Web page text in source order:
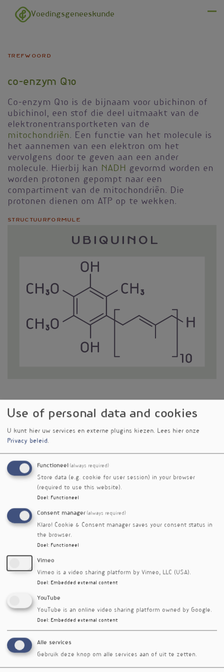
Overslaan en naar de inhoud gaan
Voedingsgeneeskunde
trefwoord
co-enzym Q10
Co-enzym Q10 is de bijnaam voor ubichinon of
ubichinol, een stof die deel uitmaakt van de
elektronentransportketen van de
mitochondriën. Een functie van het molecule is
het aannemen van een elektron om het
vervolgens door te geven aan een ander
molecule. Hierbij kan
NADH
gevormd worden en
worden protonen gepompt naar een
compartiment van de mitochondriën. Die
protonen dienen om ATP op te wekken.
Structuurformule
Co-enzym Q10 verbetert
Co-enzym Q10 tegen
spierlijden door statinen
doeltreffend bij hartfalen
nieuwsbrief nr. 532
Ubiquinol tegen multiple
atrofie
vermoeidheid te bestrijden
Co-enzym Q10 verlaagt
ontsteking in vetweefsel
nieuwsbrief nr. 439
Hoger co-enzym Q10-
niveau bij vrouwen na
suppletie
nieuwsbrief nr. 437
Q10 met NADH helpt bij
nieuwsbrief nr. 404
Use of personal data and cookies
U kunt hier uw services en externe plugins kiezen. Lees hier onze
Privacy beleid.
Functioneel (always required)
Store data (e.g. cookie for user session) in your browser
(required to use this website).
Doel : Functioneel
Consent manager (always required)
Klaro! Cookie & Consent manager saves your consent status in
the browser.
Doel : Functioneel
Vimeo
Vimeo is a video sharing platform by Vimeo, LLC (USA).
Doel : Embedded external content
YouTube
YouTube is an online video sharing platform owned by Google.
Doel : Embedded external content
Alle services
Gebruik deze knop om alle services aan of uit te zetten.